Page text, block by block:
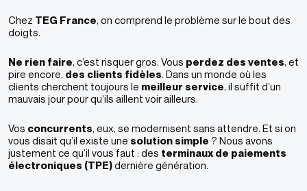
Chez TEG France, on comprend le problème sur le bout des
doigts.
Ne rien faire, c’est risquer gros. Vous perdez des ventes, et
pire encore, des clients fidèles. Dans un monde où les
clients cherchent toujours le meilleur service, il suffit d’un
mauvais jour pour qu’ils aillent voir ailleurs.
Vos concurrents, eux, se modernisent sans attendre. Et si on
vous disait qu’il existe une solution simple ? Nous avons
justement ce qu’il vous faut : des terminaux de paiements
électroniques (TPE)dernière génération.